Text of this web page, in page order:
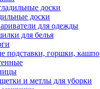
доски
доски
для одежды
для белья
подставки, горшки, кашпо
и метлы для уборки